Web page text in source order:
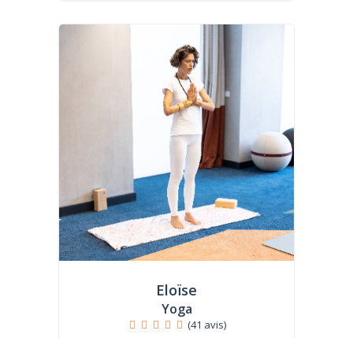
Eloïse
Yoga
(41 avis)